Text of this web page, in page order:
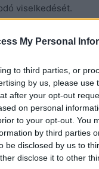
My Personal
to third parties, or
by us, please use
after your opt-out
on personal
to your opt-out. You
by third parties
be disclosed by us to
disclose it to other
viselkedését.
El sem tudta
egyeztetett vele
karbantartott
gondolatára, mely
elejtette,így
udvarias volt,